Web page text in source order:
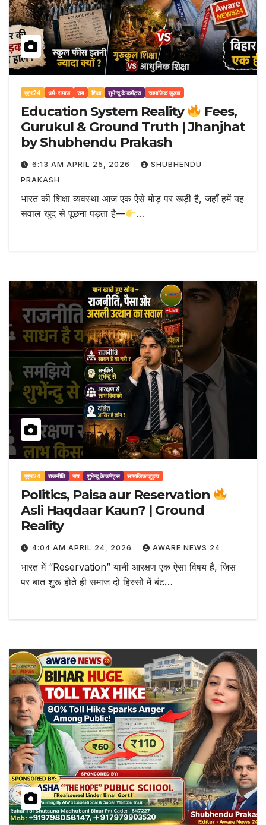
एएन24 धर्म-समाज राय शिक्षा शुभेन्दु के कमेंट्स सामाजिक जुड़ाव
Education System Reality
Fees,
Gurukul & Ground Truth | Jhanjhat
by Shubhendu Prakash
6:13 AM APRIL 25, 2026
SHUBHENDU
PRAKASH
भारत की शिक्षा व्यवस्था आज एक ऐसे मोड़ पर खड़ी है, जहाँ हमें यह
सवाल खुद से पूछना पड़ता है—
…
एएन24 राजनीति राय शुभेन्दु के कमेंट्स सामाजिक जुड़ाव
Politics, Paisa aur Reservation
Asli Haqdaar Kaun? | Ground
Reality
4:04 AM APRIL 24, 2026 AWARE NEWS 24
भारत में “Reservation” यानी आरक्षण एक ऐसा विषय है, जिस
पर बात शुरू होते ही समाज दो हिस्सों में बंट…